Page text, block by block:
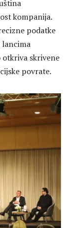
kompanija.
podatke
lancima
otkriva skrivene
povrate.